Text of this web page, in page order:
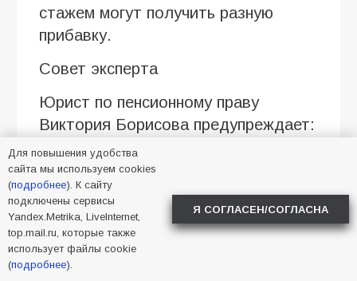
стажем могут получить разную
прибавку.
Совет эксперта
Юрист по пенсионному праву
Виктория Борисова предупреждает:
главная ошибка пенсионеров —
сравнивать свои выплаты с
соседями или родственниками.
Даже при схожих параметрах размер
перерасчёта может отличаться, так
как прибавка зависит прежде всего
Для повышения удобства
сайта мы используем cookies
(подробнее). К сайту
подключены сервисы
Yandex.Metrika, LiveInternet,
top.mail.ru, которые также
использует файлы cookie
(подробнее).
Я СОГЛАСЕН/СОГЛАСНА